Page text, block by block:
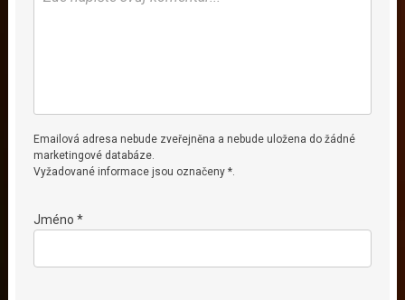
Emailová adresa nebude zveřejněna a nebude uložena do žádné
marketingové databáze.
Vyžadované informace jsou označeny *.
Jméno *